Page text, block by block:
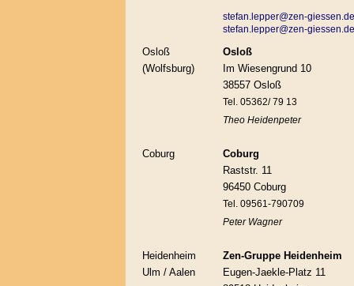
stefan.lepper@zen-giessen.de
stefan.lepper@zen-giessen.de
Osloß
Osloß
(Wolfsburg)
Im Wiesengrund 10
38557 Osloß
Tel. 05362/ 79 13
Theo Heidenpeter
Coburg
Coburg
Raststr. 11
96450 Coburg
Tel. 09561-790709
Peter Wagner
Heidenheim
Zen-Gruppe Heidenheim
Ulm / Aalen
Eugen-Jaekle-Platz 11